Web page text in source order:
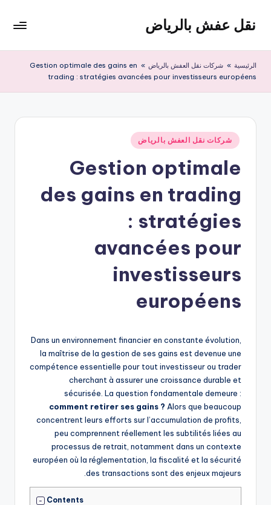
التجاوز
المحتوى
نقل عفش بالرياض
عفش
ريال
الرئيسية » شركات نقل العفش بالرياض »
Gestion optimale des gains en
trading : stratégies avancées pour investisseurs européens
نُشر
في
شركات نقل العفش بالرياض
Gestion optimale
des gains en trading
: stratégies
avancées pour
investisseurs
européens
Dans un environnement financier en constante évolution,
la maîtrise de la gestion de ses gains est devenue une
compétence essentielle pour tout investisseur ou trader
cherchant à assurer une croissance durable et
sécurisée. La question fondamentale demeure :
comment retirer ses gains ? Alors que beaucoup
concentrent leurs efforts sur l’accumulation de profits,
peu comprennent réellement les subtilités liées au
processus de retrait, notamment dans un contexte
européen où la réglementation, la fiscalité et la sécurité
des transactions sont des enjeux majeurs.
Contents